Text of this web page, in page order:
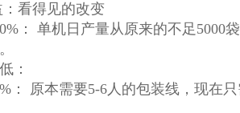
看得见的改变
： 单机日产量从原来的不足5000
：
： 原本需要5-6人的包装线，现在